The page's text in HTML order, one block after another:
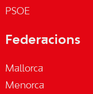
PSOE
Federacions
Mallorca
Menorca